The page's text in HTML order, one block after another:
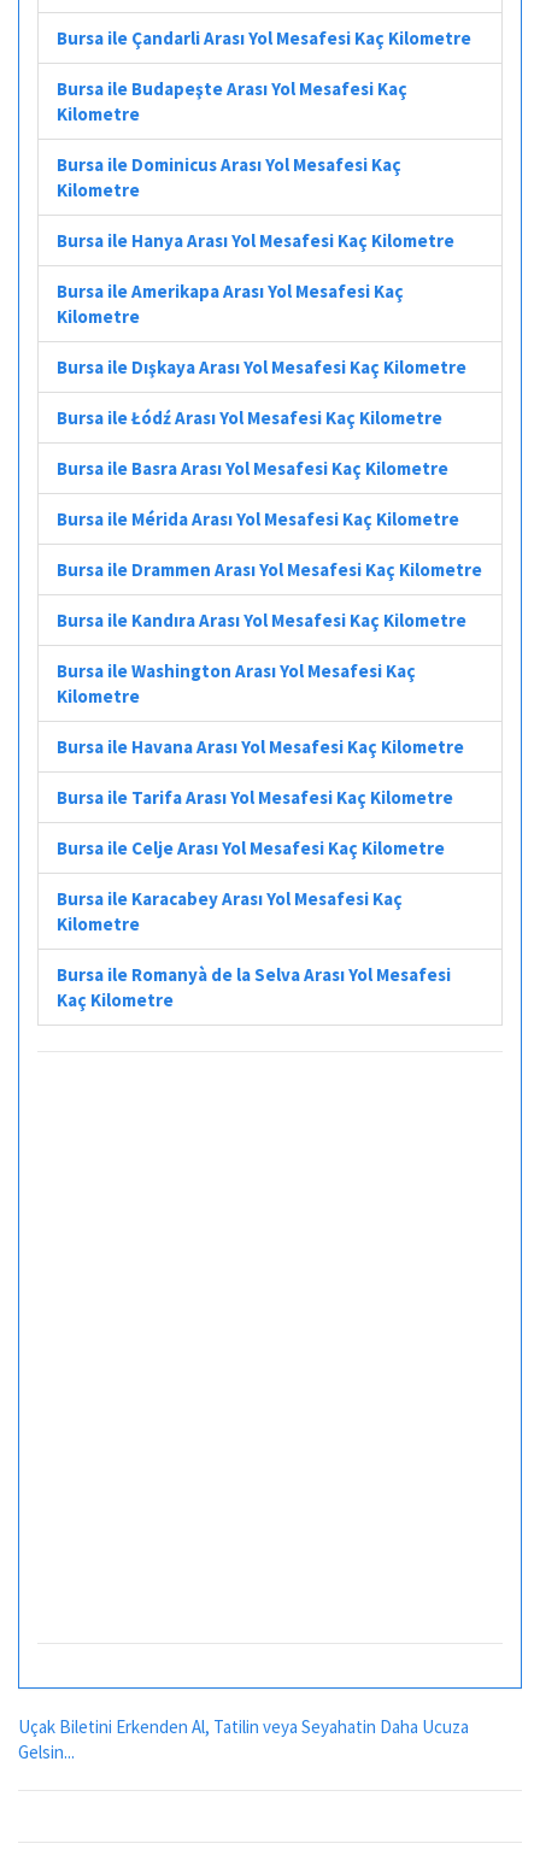
Bursa ile Çandarli Arası Yol Mesafesi Kaç Kilometre
Bursa ile Budapeşte Arası Yol Mesafesi Kaç
Kilometre
Bursa ile Dominicus Arası Yol Mesafesi Kaç
Kilometre
Bursa ile Hanya Arası Yol Mesafesi Kaç Kilometre
Bursa ile Amerikapa Arası Yol Mesafesi Kaç
Kilometre
Bursa ile Dışkaya Arası Yol Mesafesi Kaç Kilometre
Bursa ile Łódź Arası Yol Mesafesi Kaç Kilometre
Bursa ile Basra Arası Yol Mesafesi Kaç Kilometre
Bursa ile Mérida Arası Yol Mesafesi Kaç Kilometre
Bursa ile Drammen Arası Yol Mesafesi Kaç Kilometre
Bursa ile Kandıra Arası Yol Mesafesi Kaç Kilometre
Bursa ile Washington Arası Yol Mesafesi Kaç
Kilometre
Bursa ile Havana Arası Yol Mesafesi Kaç Kilometre
Bursa ile Tarifa Arası Yol Mesafesi Kaç Kilometre
Bursa ile Celje Arası Yol Mesafesi Kaç Kilometre
Bursa ile Karacabey Arası Yol Mesafesi Kaç
Kilometre
Bursa ile Romanyà de la Selva Arası Yol Mesafesi
Kaç Kilometre
Uçak Biletini Erkenden Al, Tatilin veya Seyahatin Daha Ucuza
Gelsin...